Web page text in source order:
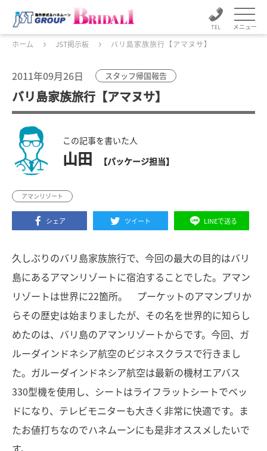
メニュー
ホーム JST掲示板 バリ島家族旅行【アマヌサ】
2011年09月26日 スタッフ帰国報告
バリ島家族旅行【アマヌサ】
この記事を書いた人
山田 【パッケージ担当】
アマンリゾート
シェア ツイート LINEで送る
久しぶりのバリ島家族旅行で、今回の最大の目的はバリ
島にあるアマンリゾートに宿泊することでした。アマン
リゾートは世界に22箇所。 プーケットのアマンプリか
らその歴史は始まりましたが、その名を世界的に知らし
めたのは、バリ島のアマンリゾートからです。今回、ガ
ルーダインドネシア航空のビジネスクラスで行きまし
た。ガルーダインドネシア航空は最新の機材エアバス
330型機を使用し、シートはライフラットシートでベッ
ドになり、テレビモニターも大きく非常に快適です。ま
たお値打ちなのでハネムーンにも是非オススメしたいで